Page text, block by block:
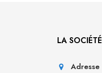
LA SOCIÉTÉ
Adresse